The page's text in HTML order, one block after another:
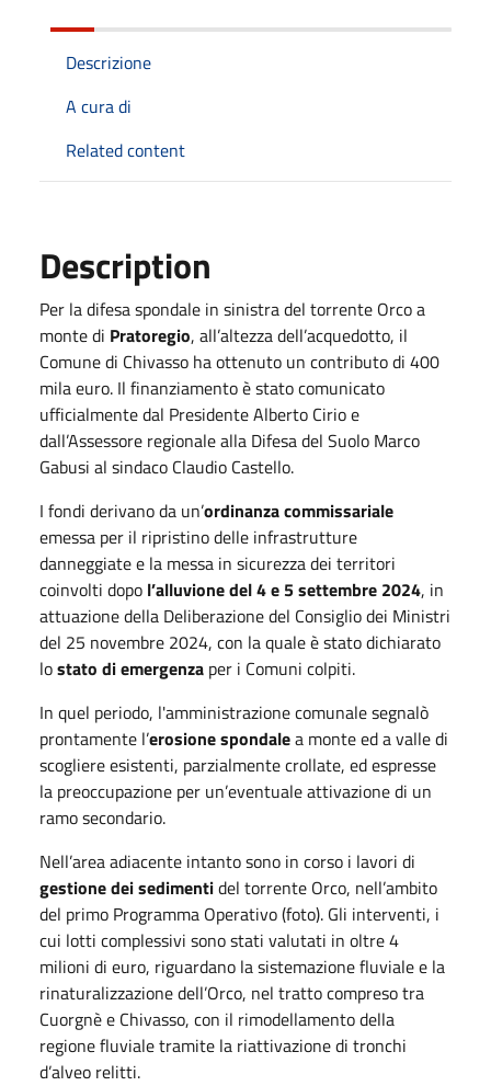
Descrizione
A cura di
Related content
Description
Per la difesa spondale in sinistra del torrente Orco a
monte di Pratoregio, all’altezza dell’acquedotto, il
Comune di Chivasso ha ottenuto un contributo di 400
mila euro. Il finanziamento è stato comunicato
ufficialmente dal Presidente Alberto Cirio e
dall’Assessore regionale alla Difesa del Suolo Marco
Gabusi al sindaco Claudio Castello.
I fondi derivano da un’ordinanza commissariale
emessa per il ripristino delle infrastrutture
danneggiate e la messa in sicurezza dei territori
coinvolti dopo l’alluvione del 4 e 5 settembre 2024, in
attuazione della Deliberazione del Consiglio dei Ministri
del 25 novembre 2024, con la quale è stato dichiarato
lostato di emergenza per i Comuni colpiti.
In quel periodo, l'amministrazione comunale segnalò
prontamente l’erosione spondalea monte ed a valle di
scogliere esistenti, parzialmente crollate, ed espresse
la preoccupazione per un’eventuale attivazione di un
ramo secondario.
Nell’area adiacente intanto sono in corso i lavori di
gestione dei sedimentidel torrente Orco, nell’ambito
del primo Programma Operativo (foto). Gli interventi, i
cui lotti complessivi sono stati valutati in oltre 4
milioni di euro, riguardano la sistemazione fluviale e la
rinaturalizzazione dell’Orco, nel tratto compreso tra
Cuorgnè e Chivasso, con il rimodellamento della
regione fluviale tramite la riattivazione di tronchi
d’alveo relitti.